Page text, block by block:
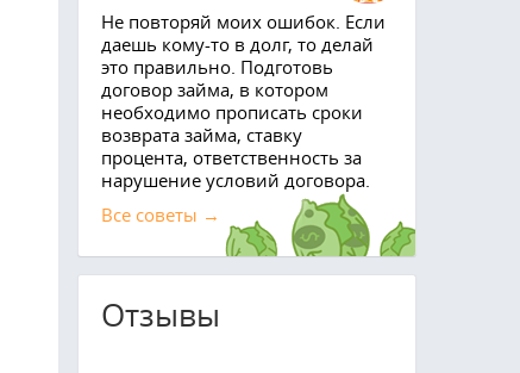
Не повторяй моих ошибок. Если
даешь кому-то в долг, то делай
это правильно. Подготовь
договор займа, в котором
необходимо прописать сроки
возврата займа, ставку
процента, ответственность за
нарушение условий договора.
Все советы →
Отзывы